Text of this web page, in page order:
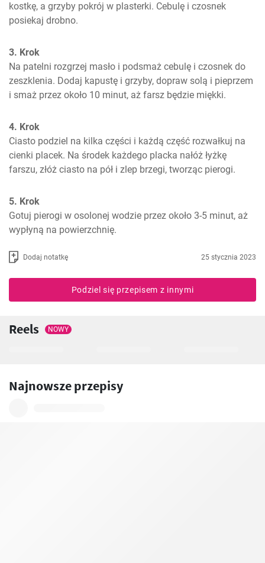
kostkę, a grzyby pokrój w plasterki. Cebulę i czosnek
posiekaj drobno.
3. Krok
Na patelni rozgrzej masło i podsmaż cebulę i czosnek do
zeszklenia. Dodaj kapustę i grzyby, dopraw solą i pieprzem
i smaż przez około 10 minut, aż farsz będzie miękki.
4. Krok
Ciasto podziel na kilka części i każdą część rozwałkuj na
cienki placek. Na środek każdego placka nałóż łyżkę
farszu, złóż ciasto na pół i zlep brzegi, tworząc pierogi.
5. Krok
Gotuj pierogi w osolonej wodzie przez około 3-5 minut, aż
wypłyną na powierzchnię.
Dodaj notatkę 25 stycznia 2023
Podziel się przepisem z innymi
Reels NOWY
Najnowsze przepisy